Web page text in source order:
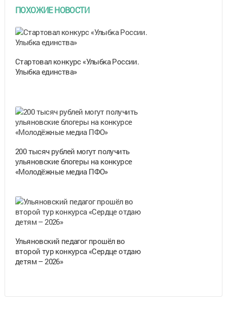
ПОХОЖИЕ НОВОСТИ
Стартовал конкурс «Улыбка России.
Улыбка единства»
200 тысяч рублей могут получить
ульяновские блогеры на конкурсе
«Молодёжные медиа ПФО»
Ульяновский педагог прошёл во
второй тур конкурса «Сердце отдаю
детям – 2026»